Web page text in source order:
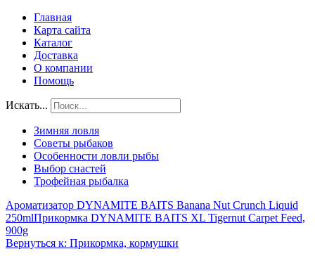
Главная
Карта сайта
Каталог
Доставка
О компании
Помощь
Искать...
Зимняя ловля
Советы рыбаков
Особенности ловли рыбы
Выбор снастей
Трофейная рыбалка
Ароматизатор DYNAMITE BAITS Banana Nut Crunch Liquid
250mlПрикормка DYNAMITE BAITS XL Tigernut Carpet Feed,
900g
Вернуться к: Прикормка, кормушки